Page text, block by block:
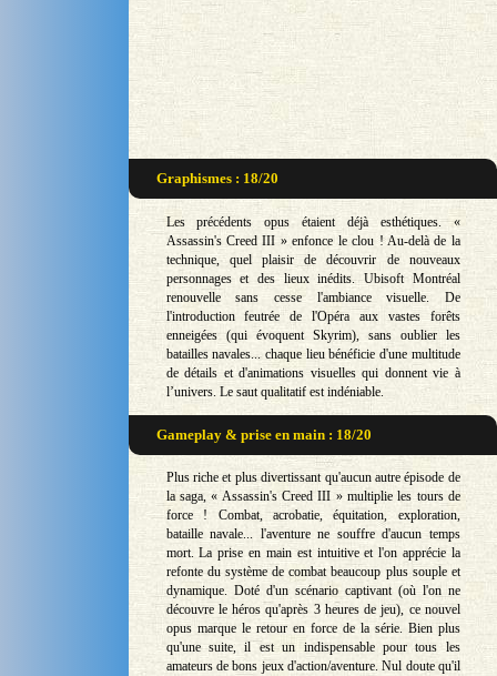
Graphismes : 18/20
Les précédents opus étaient déjà esthétiques. «
Assassin's Creed III » enfonce le clou ! Au-delà de la
technique, quel plaisir de découvrir de nouveaux
personnages et des lieux inédits. Ubisoft Montréal
renouvelle sans cesse l'ambiance visuelle. De
l'introduction feutrée de l'Opéra aux vastes forêts
enneigées (qui évoquent Skyrim), sans oublier les
batailles navales... chaque lieu bénéficie d'une multitude
de détails et d'animations visuelles qui donnent vie à
l’univers. Le saut qualitatif est indéniable.
Gameplay & prise en main : 18/20
Plus riche et plus divertissant qu'aucun autre épisode de
la saga, « Assassin's Creed III » multiplie les tours de
force ! Combat, acrobatie, équitation, exploration,
bataille navale... l'aventure ne souffre d'aucun temps
mort. La prise en main est intuitive et l'on apprécie la
refonte du système de combat beaucoup plus souple et
dynamique. Doté d'un scénario captivant (où l'on ne
découvre le héros qu'après 3 heures de jeu), ce nouvel
opus marque le retour en force de la série. Bien plus
qu'une suite, il est un indispensable pour tous les
amateurs de bons jeux d'action/aventure. Nul doute qu'il